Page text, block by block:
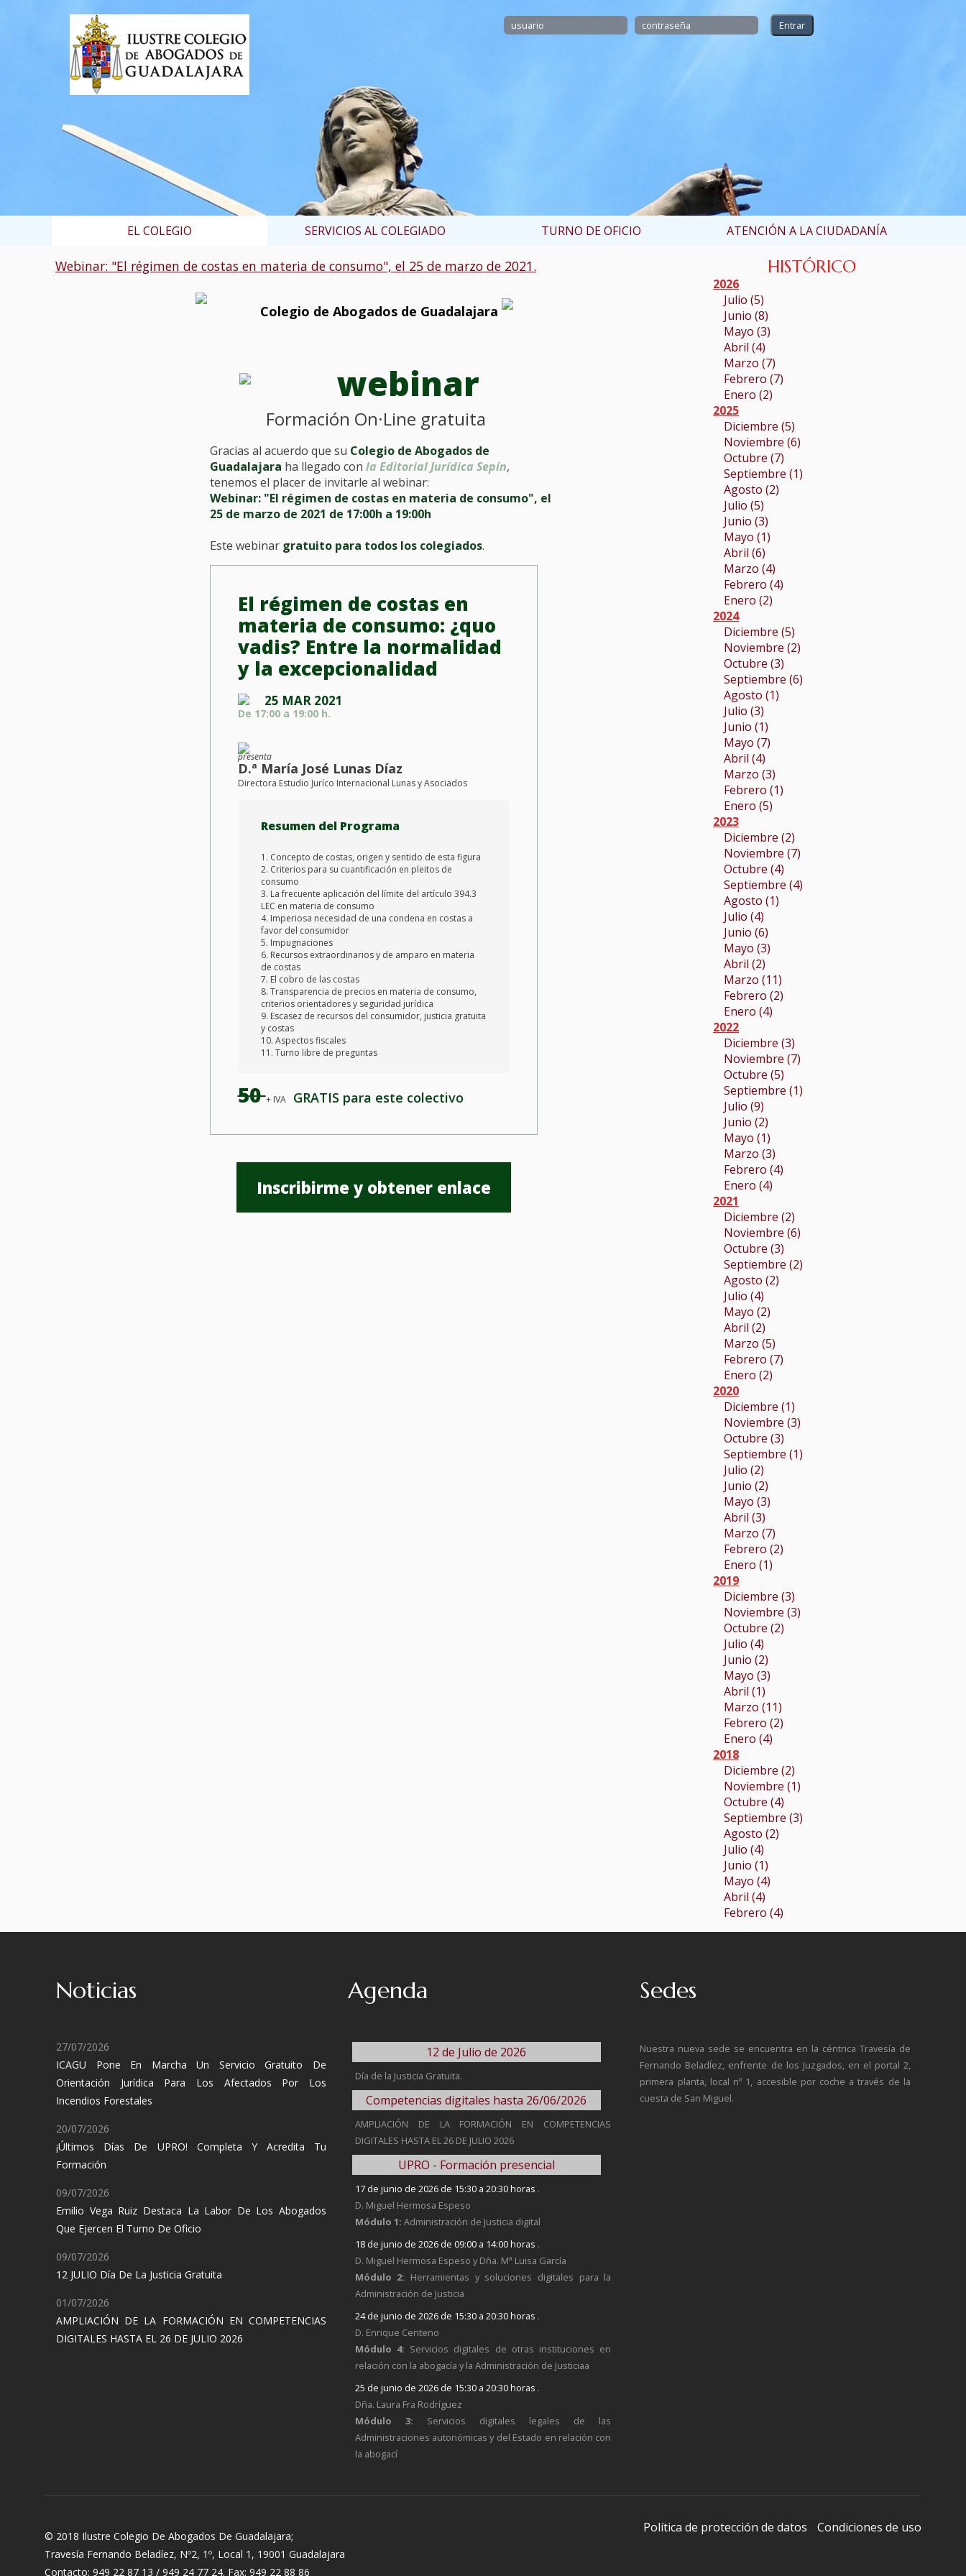
EL COLEGIO SERVICIOS AL COLEGIADO TURNO DE OFICIO ATENCIÓN A LA CIUDADANÍA
Webinar: "El régimen de costas en materia de consumo", el 25 de marzo de 2021.
Colegio de Abogados de Guadalajara
webinar
Formación On·Line gratuita
Gracias al acuerdo que su Colegio de Abogados de
Guadalajara ha llegado con la Editorial Jurídica Sepín,
tenemos el placer de invitarle al webinar:
Webinar: "El régimen de costas en materia de consumo", el
25 de marzo de 2021 de 17:00h a 19:00h
Este webinar gratuito para todos los colegiados.
El régimen de costas en
materia de consumo: ¿quo
vadis? Entre la normalidad
y la excepcionalidad
25 MAR 2021
De 17:00 a 19:00 h.
presenta
D.ª María José Lunas Díaz
Directora Estudio Juríco Internacional Lunas y Asociados
Resumen del Programa
1. Concepto de costas, origen y sentido de esta figura
2. Criterios para su cuantificación en pleitos de
consumo
3. La frecuente aplicación del límite del artículo 394.3
LEC en materia de consumo
4. Imperiosa necesidad de una condena en costas a
favor del consumidor
5. Impugnaciones
6. Recursos extraordinarios y de amparo en materia
de costas
7. El cobro de las costas
8. Transparencia de precios en materia de consumo,
criterios orientadores y seguridad jurídica
9. Escasez de recursos del consumidor, justicia gratuita
y costas
10. Aspectos fiscales
11. Turno libre de preguntas
50 + IVAGRATIS para este colectivo
Inscribirme y obtener enlace
HISTÓRICO
2026
Julio (5)
Junio (8)
Mayo (3)
Abril (4)
Marzo (7)
Febrero (7)
Enero (2)
2025
Diciembre (5)
Noviembre (6)
Octubre (7)
Septiembre (1)
Agosto (2)
Julio (5)
Junio (3)
Mayo (1)
Abril (6)
Marzo (4)
Febrero (4)
Enero (2)
2024
Diciembre (5)
Noviembre (2)
Octubre (3)
Septiembre (6)
Agosto (1)
Julio (3)
Junio (1)
Mayo (7)
Abril (4)
Marzo (3)
Febrero (1)
Enero (5)
2023
Diciembre (2)
Noviembre (7)
Octubre (4)
Septiembre (4)
Agosto (1)
Julio (4)
Junio (6)
Mayo (3)
Abril (2)
Marzo (11)
Febrero (2)
Enero (4)
2022
Diciembre (3)
Noviembre (7)
Octubre (5)
Septiembre (1)
Julio (9)
Junio (2)
Mayo (1)
Marzo (3)
Febrero (4)
Enero (4)
2021
Diciembre (2)
Noviembre (6)
Octubre (3)
Septiembre (2)
Agosto (2)
Julio (4)
Mayo (2)
Abril (2)
Marzo (5)
Febrero (7)
Enero (2)
2020
Diciembre (1)
Noviembre (3)
Octubre (3)
Septiembre (1)
Julio (2)
Junio (2)
Mayo (3)
Abril (3)
Marzo (7)
Febrero (2)
Enero (1)
2019
Diciembre (3)
Noviembre (3)
Octubre (2)
Julio (4)
Junio (2)
Mayo (3)
Abril (1)
Marzo (11)
Febrero (2)
Enero (4)
2018
Diciembre (2)
Noviembre (1)
Octubre (4)
Septiembre (3)
Agosto (2)
Julio (4)
Junio (1)
Mayo (4)
Abril (4)
Febrero (4)
Noticias
27/07/2026
ICAGU Pone En Marcha Un Servicio Gratuito De
Orientación Jurídica Para Los Afectados Por Los
Incendios Forestales
20/07/2026
¡Últimos Días De UPRO! Completa Y Acredita Tu
Formación
09/07/2026
Emilio Vega Ruiz Destaca La Labor De Los Abogados
Que Ejercen El Turno De Oficio
09/07/2026
12 JULIO Día De La Justicia Gratuita
01/07/2026
AMPLIACIÓN DE LA FORMACIÓN EN COMPETENCIAS
DIGITALES HASTA EL 26 DE JULIO 2026
Agenda
12 de Julio de 2026
Día de la Justicia Gratuita.
Competencias digitales hasta 26/06/2026
AMPLIACIÓN DE LA FORMACIÓN EN COMPETENCIAS
DIGITALES HASTA EL 26 DE JULIO 2026
UPRO - Formación presencial
17 de junio de 2026 de 15:30 a 20:30 horas .
D. Miguel Hermosa Espeso
Módulo 1: Administración de Justicia digital
18 de junio de 2026 de 09:00 a 14:00 horas .
D. Miguel Hermosa Espeso y Dña. Mª Luisa García
Módulo 2: Herramientas y soluciones digitales para la
Administración de Justicia
24 de junio de 2026 de 15:30 a 20:30 horas .
D. Enrique Centeno
Módulo 4: Servicios digitales de otras instituciones en
relación con la abogacía y la Administración de Justiciaa
25 de junio de 2026 de 15:30 a 20:30 horas .
Dña. Laura Fra Rodríguez
Módulo 3: Servicios digitales legales de las
Administraciones autonómicas y del Estado en relación con
la abogací
Sedes
Nuestra nueva sede se encuentra en la céntrica Travesía de
Fernando BeladÍez, enfrente de los Juzgados, en el portal 2,
primera planta, local nº 1, accesible por coche a través de la
cuesta de San Miguel.
© 2018 Ilustre Colegio De Abogados De Guadalajara;
Travesía Fernando Beladíez, Nº2, 1º, Local 1, 19001 Guadalajara
Contacto: 949 22 87 13 / 949 24 77 24. Fax: 949 22 88 86
Política de protección de datos Condiciones de uso